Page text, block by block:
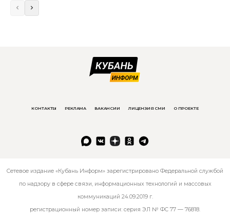
КОНТАКТЫ РЕКЛАМА ВАКАНСИИ ЛИЦЕНЗИЯ СМИ О ПРОЕКТЕ
Сетевое издание «Кубань Информ» зарегистрировано Федеральной службой
по надзору в сфере связи, информационных технологий и массовых
коммуникаций 24.09.2019 г.
регистрационный номер записи: серия ЭЛ № ФС 77 — 76818.